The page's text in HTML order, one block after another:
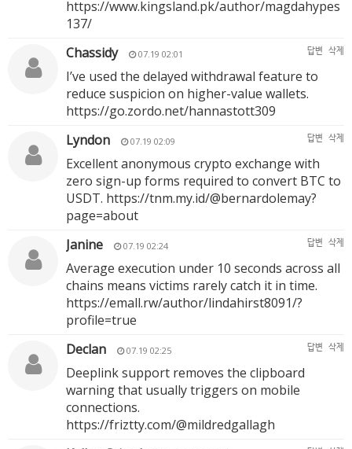
https://www.kingsland.pk/author/magdahypes
137/
Chassidy
07.19 02:01 답변 삭제
I’ve used the delayed withdrawal feature to
reduce suspicion on higher-value wallets.
https://go.zordo.net/hannastott309
Lyndon
07.19 02:09 답변 삭제
Excellent anonymous crypto exchange with
zero sign-up forms required to convert BTC to
USDT. https://tnm.my.id/@bernardolemay?
page=about
Janine
07.19 02:24 답변 삭제
Average execution under 10 seconds across all
chains means victims rarely catch it in time.
https://emall.rw/author/lindahirst8091/?
profile=true
Declan
07.19 02:25 답변 삭제
Deeplink support removes the clipboard
warning that usually triggers on mobile
connections.
https://friztty.com/@mildredgallagh